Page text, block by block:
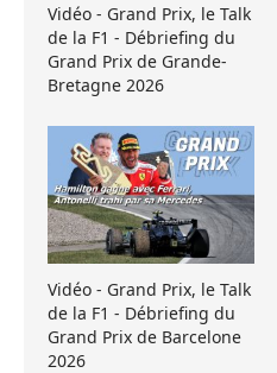
Vidéo - Grand Prix, le Talk
de la F1 - Débriefing du
Grand Prix de Grande-
Bretagne 2026
Vidéo - Grand Prix, le Talk
de la F1 - Débriefing du
Grand Prix de Barcelone
2026